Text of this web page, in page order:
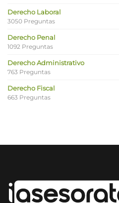
Derecho Laboral
3050 Preguntas
Derecho Penal
1092 Preguntas
Derecho Administrativo
763 Preguntas
Derecho Fiscal
663 Preguntas